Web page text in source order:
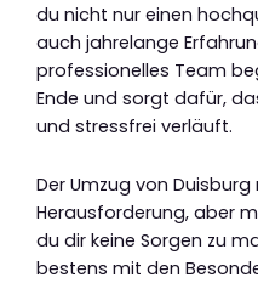
du nicht nur einen
auch jahrelange
professionelles Team
Ende und sorgt dafür,
und stressfrei verläuft.
Der Umzug von
Herausforderung, aber
du dir keine Sorgen zu
bestens mit den